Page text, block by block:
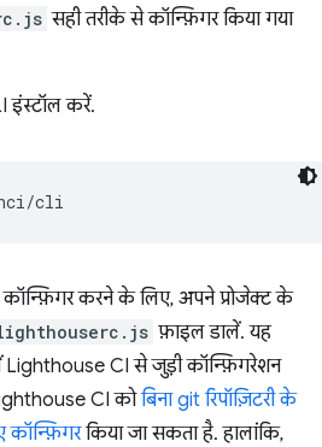
सही तरीके से कॉन्फ़िगर किया गया
इंस्टॉल करें.
करने के लिए, अपने प्रोजेक्ट के
फ़ाइल डालें. यह
CI से जुड़ी कॉन्फ़िगरेशन
CI कोबिना git रिपॉज़िटरी के
कॉन्फ़िगरकिया जा सकता है. हालांकि,